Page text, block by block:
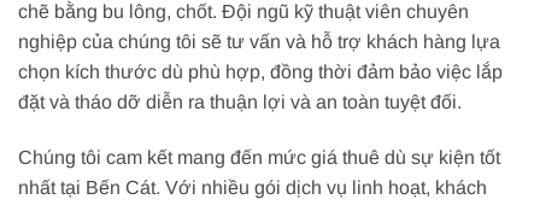
chẽ bằng bu lông, chốt. Đội ngũ kỹ thuật viên chuyên
nghiệp của chúng tôi sẽ tư vấn và hỗ trợ khách hàng lựa
chọn kích thước dù phù hợp, đồng thời đảm bảo việc lắp
đặt và tháo dỡ diễn ra thuận lợi và an toàn tuyệt đối.
Chúng tôi cam kết mang đến mức giá thuê dù sự kiện tốt
nhất tại Bến Cát. Với nhiều gói dịch vụ linh hoạt, khách